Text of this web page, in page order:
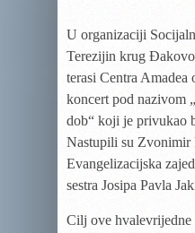
U organizaciji
Terezijin krug
terasi Centra
koncert pod nazivom
dob“ koji je privukao
Nastupili su
Evangelizacijska
sestra Josipa Pavla
Cilj ove